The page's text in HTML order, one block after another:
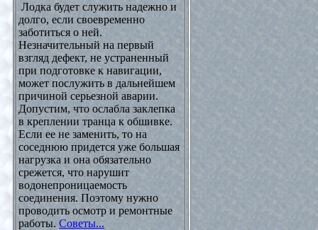
Лодка будет служить надежно и
долго, если своевременно
заботиться о ней.
Незначительный на первый
взгляд дефект, не устраненный
при подготовке к навигации,
может послужить в дальнейшем
причиной серьезной аварии.
Допустим, что ослабла заклепка
в креплении транца к обшивке.
Если ее не заменить, то на
соседнюю придется уже большая
нагрузка и она обязательно
срежется, что нарушит
водонепроницаемость
соединения. Поэтому нужно
проводить осмотр и ремонтные
работы. Советы...